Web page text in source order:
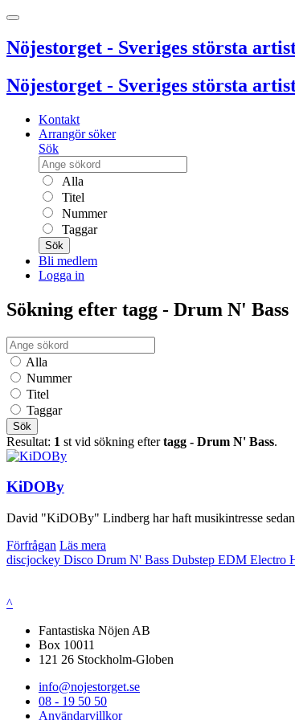
Nöjestorget - Sveriges största
Nöjestorget - Sveriges största
Kontakt
Arrangör söker
Sök
Alla
Titel
Nummer
Taggar
Sök
Bli medlem
Logga in
Sökning efter tagg - Drum N' Bass
Alla
Nummer
Titel
Taggar
Sök
Resultat: 1 st vid sökning eftertagg - Drum N' Bass.
KiDOBy
David "KiDOBy" Lindberg har haft musikintresse
Förfrågan Läs mera
discjockey Disco Drum N' Bass Dubstep EDM Electro
^
Fantastiska Nöjen AB
Box 10011
121 26 Stockholm-Globen
info@nojestorget.se
08 - 19 50 50
Användarvillkor